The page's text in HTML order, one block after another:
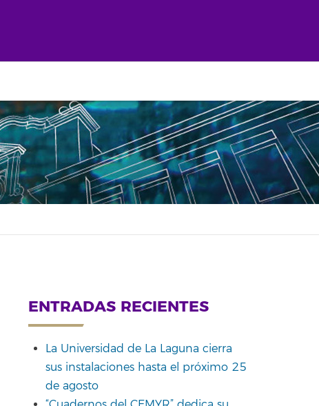
ENTRADAS RECIENTES
La Universidad de La Laguna cierra
sus instalaciones hasta el próximo 25
de agosto